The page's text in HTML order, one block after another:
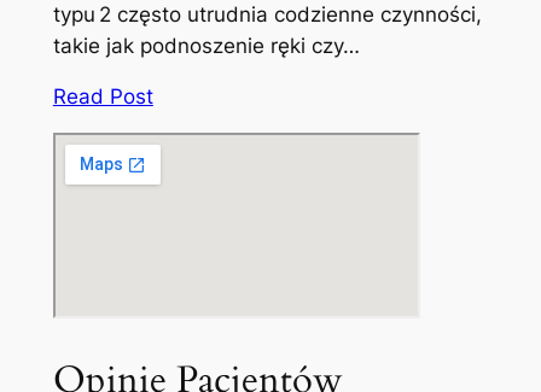
typu 2 często utrudnia codzienne czynności,
takie jak podnoszenie ręki czy…
Read Post
Opinie Pacjentów